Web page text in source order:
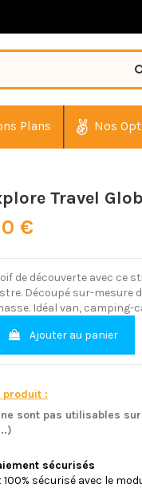
Plans Nos
Travel
€
de découverte avec ce
Découpé sur-mesure
Idéal van, camping-
Ajouter au panier
produit :
sont pas utilisables
sécurisés
sécurisé avec le